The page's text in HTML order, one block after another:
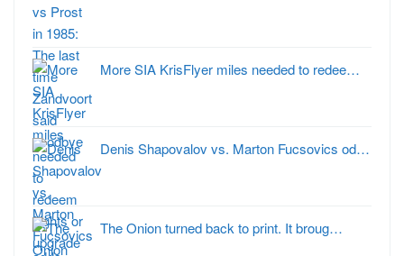
More SIA KrisFlyer miles needed to redee…
Denis Shapovalov vs. Marton Fucsovics od…
The Onion turned back to print. It broug…